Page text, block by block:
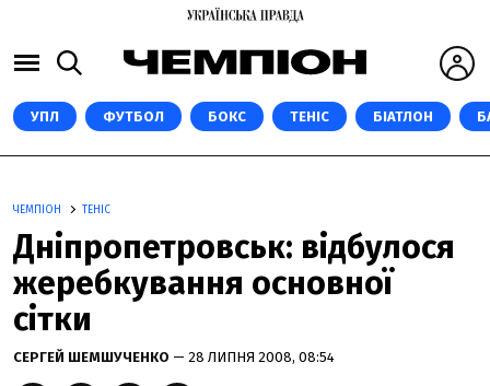
УПЛ ФУТБОЛ БОКС ТЕНІС БІАТЛОН
ЧЕМПІОН ТЕНІС
Дніпропетровськ: відбулося
жеребкування основної
сітки
СЕРГЕЙ ШЕМШУЧЕНКО — 28 ЛИПНЯ 2008, 08:54